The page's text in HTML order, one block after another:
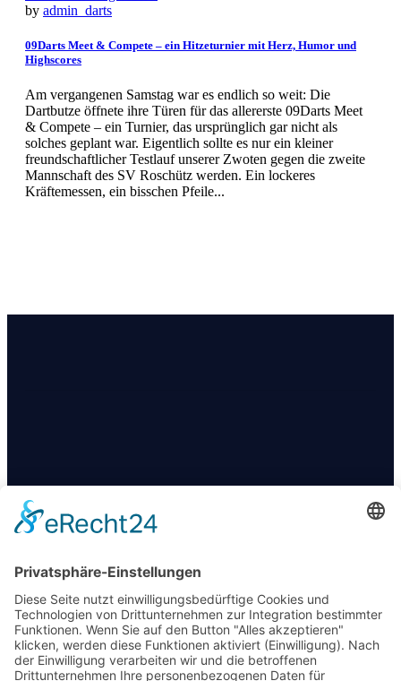
by admin_darts
09Darts Meet & Compete – ein Hitzeturnier mit Herz, Humor und
Highscores
Am vergangenen Samstag war es endlich so weit: Die
Dartbutze öffnete ihre Türen für das allererste 09Darts Meet
& Compete – ein Turnier, das ursprünglich gar nicht als
solches geplant war. Eigentlich sollte es nur ein kleiner
freundschaftlicher Testlauf unserer Zwoten gegen die zweite
Mannschaft des SV Roschütz werden. Ein lockeres
Kräftemessen, ein bisschen Pfeile...
Am Obertunk 65a, Arnstadt
FOLGT UNS